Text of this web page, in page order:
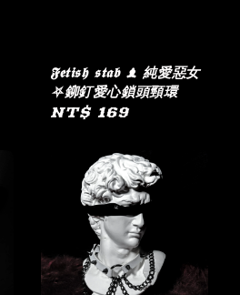
𝕱𝖊𝖙𝖎𝖘𝖍 𝖘𝖙𝖆𝖇 ♝ 純愛惡女
⛧鉚釘愛心鎖頭頸環
Regular
NT$ 169